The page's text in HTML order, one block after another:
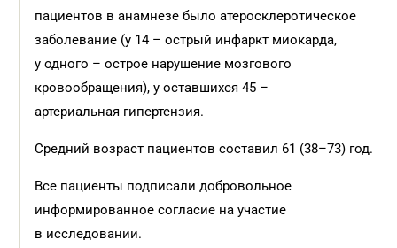
пациентов в анамнезе было атеросклеротическое
заболевание (у 14 – острый инфаркт миокарда,
у одного – острое нарушение мозгового
кровообращения), у оставшихся 45 –
артериальная гипертензия.
Средний возраст пациентов составил 61 (38–73) год.
Все пациенты подписали добровольное
информированное согласие на участие
в исследовании.